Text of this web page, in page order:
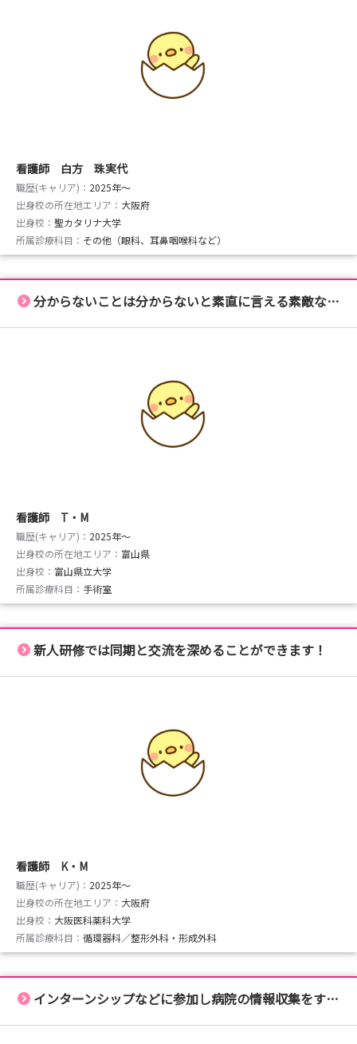
看護師 白方 珠実代
職歴(キャリア)： 2025年〜
出身校の所在地エリア： 大阪府
出身校： 聖カタリナ大学
所属診療科目： その他（眼科、耳鼻咽喉科など）
分からないことは分からないと素直に言える素敵な部署です！
看護師 T・M
職歴(キャリア)： 2025年〜
出身校の所在地エリア： 富山県
出身校： 富山県立大学
所属診療科目： 手術室
新人研修では同期と交流を深めることができます！
看護師 K・M
職歴(キャリア)： 2025年〜
出身校の所在地エリア： 大阪府
出身校： 大阪医科薬科大学
所属診療科目： 循環器科／整形外科・形成外科
インターンシップなどに参加し病院の情報収集をすることが大切！